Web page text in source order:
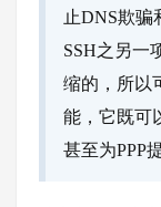
止DNS欺骗
SSH之另一
缩的，所以
能，它既可
甚至为PPP